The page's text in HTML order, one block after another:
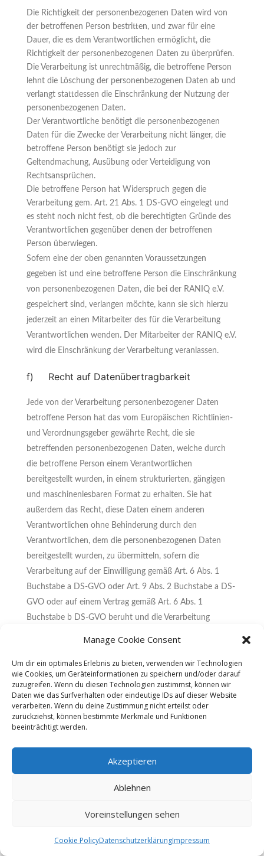
Manage Cookie Consent
Um dir ein optimales Erlebnis zu bieten, verwenden wir Technologien
wie Cookies, um Geräteinformationen zu speichern und/oder darauf
zuzugreifen. Wenn du diesen Technologien zustimmst, können wir
Daten wie das Surfverhalten oder eindeutige IDs auf dieser Website
verarbeiten. Wenn du deine Zustimmung nicht erteilst oder
zurückziehst, können bestimmte Merkmale und Funktionen
beeinträchtigt werden.
Akzeptieren
Ablehnen
Voreinstellungen sehen
Cookie PolicyDatenschutzerklärungImpressum
Die Richtigkeit der personenbezogenen Daten wird von
der betroffenen Person bestritten, und zwar für eine
Dauer, die es dem Verantwortlichen ermöglicht, die
Richtigkeit der personenbezogenen Daten zu überprüfen.
Die Verarbeitung ist unrechtmäßig, die betroffene Person
lehnt die Löschung der personenbezogenen Daten ab und
verlangt stattdessen die Einschränkung der Nutzung der
personenbezogenen Daten.
Der Verantwortliche benötigt die personenbezogenen
Daten für die Zwecke der Verarbeitung nicht länger, die
betroffene Person benötigt sie jedoch zur
Geltendmachung, Ausübung oder Verteidigung von
Rechtsansprüchen.
Die betroffene Person hat Widerspruch gegen die
Verarbeitung gem. Art. 21 Abs. 1 DS-GVO eingelegt und
es steht noch nicht fest, ob die berechtigten Gründe des
Verantwortlichen gegenüber denen der betroffenen
Person überwiegen.
Sofern eine der oben genannten Voraussetzungen
gegeben ist und eine betroffene Person die Einschränkung
von personenbezogenen Daten, die bei der RANIQ e.V.
gespeichert sind, verlangen möchte, kann sie sich hierzu
jederzeit an einen Mitarbeiter des für die Verarbeitung
Verantwortlichen wenden. Der Mitarbeiter der RANIQ e.V.
wird die Einschränkung der Verarbeitung veranlassen.
f) Recht auf Datenübertragbarkeit
Jede von der Verarbeitung personenbezogener Daten
betroffene Person hat das vom Europäischen Richtlinien-
und Verordnungsgeber gewährte Recht, die sie
betreffenden personenbezogenen Daten, welche durch
die betroffene Person einem Verantwortlichen
bereitgestellt wurden, in einem strukturierten, gängigen
und maschinenlesbaren Format zu erhalten. Sie hat
außerdem das Recht, diese Daten einem anderen
Verantwortlichen ohne Behinderung durch den
Verantwortlichen, dem die personenbezogenen Daten
bereitgestellt wurden, zu übermitteln, sofern die
Verarbeitung auf der Einwilligung gemäß Art. 6 Abs. 1
Buchstabe a DS-GVO oder Art. 9 Abs. 2 Buchstabe a DS-
GVO oder auf einem Vertrag gemäß Art. 6 Abs. 1
Buchstabe b DS-GVO beruht und die Verarbeitung
erforderlich ist, die im öffentlichen Interesse liegt oder in
Ausübung öffentlicher Gewalt erfolgt, welche dem
Verantwortlichen übertragen wurde.
Ferner hat die betroffene Person bei der Ausübung ihres
personenbezogenen Daten direkt von einem
Verantwortlichen an einen anderen Verantwortlichen
und sofern hiervon nicht die Rechte und Freiheiten